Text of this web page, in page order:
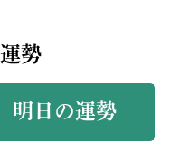
勢
明日の運勢